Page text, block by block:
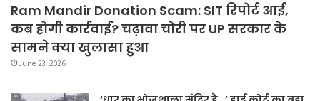
Ram Mandir Donation Scam: SIT रिपोर्ट आई,
कब होगी कार्रवाई? चढ़ावा चोरी पर UP सरकार के
सामने क्या खुलासा हुआ
June 23, 2026